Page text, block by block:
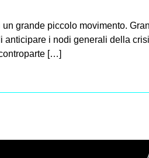
un grande piccolo movimento.
anticipare i nodi generali della
[…]